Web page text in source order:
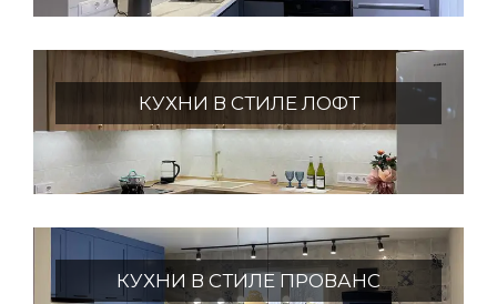
КУХНИ В СТИЛЕ ЛОФТ
КУХНИ В СТИЛЕ ПРОВАНС